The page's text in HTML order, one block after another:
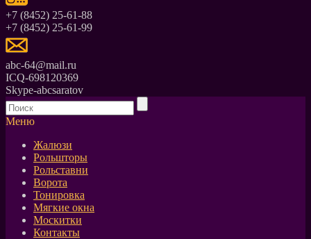
+7 (8452) 25-61-88
+7 (8452) 25-61-99
abc-64@mail.ru
ICQ-698120369
Skype-abcsaratov
Меню
Жалюзи
Рольшторы
Рольставни
Ворота
Тонировка
Мягкие окна
Москитки
Контакты